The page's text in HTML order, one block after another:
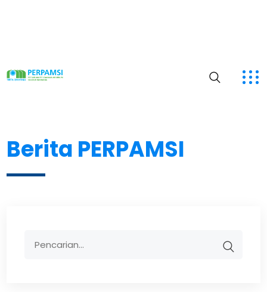
Berita PERPAMSI